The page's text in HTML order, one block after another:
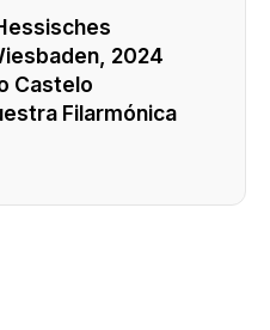
2024
Castelo
Filarmónica